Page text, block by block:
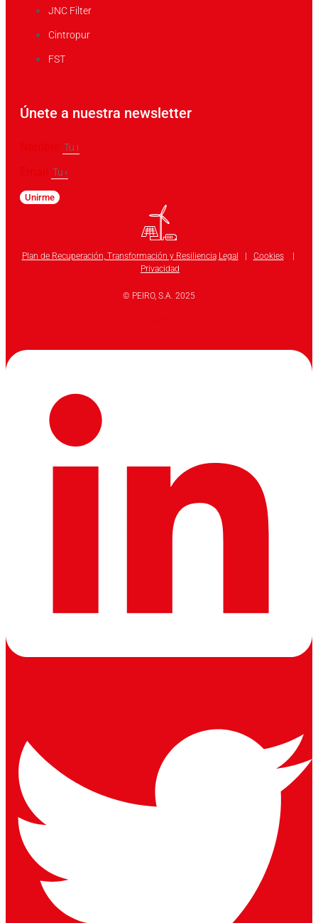
JNC Filter
Cintropur
FST
Únete a nuestra newsletter
Unirme
Plan de Recuperación, Transformación y Resiliencia Legal Cookies|
Privacidad
© PEIRO, S.A. 2025